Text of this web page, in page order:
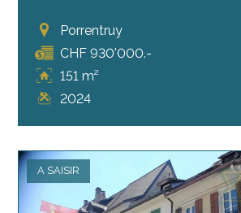
Porrentruy
CHF 930'000.-
151 m²
2024
A SAISIR